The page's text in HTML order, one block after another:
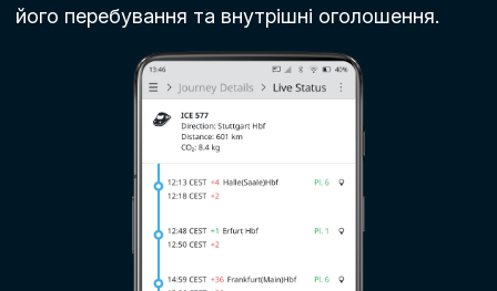
його перебування та внутрішні оголошення.